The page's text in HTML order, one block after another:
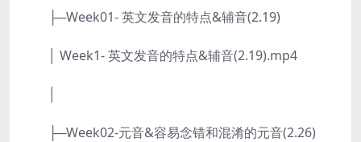
├─Week01- 英文发音的特点&辅音(2.19)
│ Week1- 英文发音的特点&辅音(2.19).mp4
├─Week02-元音&容易念错和混淆的元音(2.26)